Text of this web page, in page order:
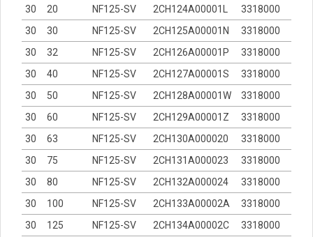
30
20 NF125-SV 2CH124A00001L
3318000
30
30 NF125-SV 2CH125A00001N
3318000
30
32 NF125-SV 2CH126A00001P
3318000
30
40 NF125-SV 2CH127A00001S
3318000
30
50 NF125-SV 2CH128A00001W
3318000
30
60 NF125-SV 2CH129A00001Z
3318000
30
63 NF125-SV 2CH130A000020
3318000
30
75 NF125-SV 2CH131A000023
3318000
30
80 NF125-SV 2CH132A000024
3318000
30
100 NF125-SV 2CH133A00002A
3318000
30
125 NF125-SV 2CH134A00002C
3318000